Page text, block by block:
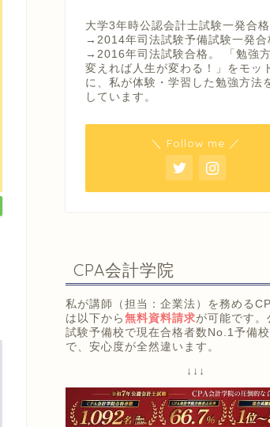
大学3年時公認会計士試験一発合格
→2014年司法試験予備試験一発合
→2016年司法試験合格。 「勉強
変えれば人生が変わる！」をモッ
に、私が体験・学習した勉強方法
しています。
＼ Follow me ／
CPA会計学院
私が講師（担当：企業法）を務める
は以下から 無料資料請求が可能です。
試験予備校で現在合格者数No.1予備
で、安心度が全然違います。
↓↓↓